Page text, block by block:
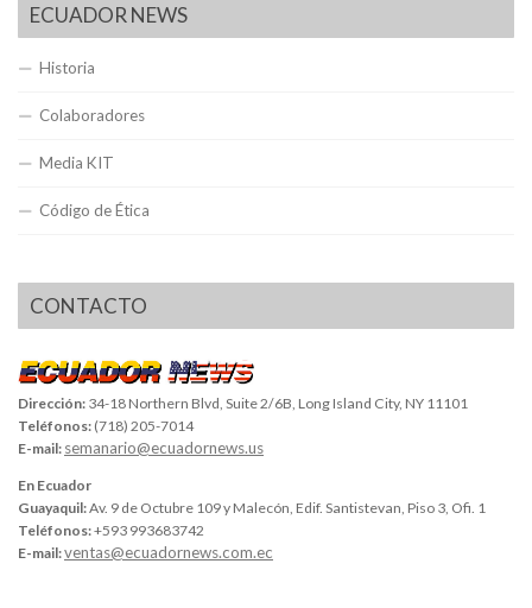
ECUADOR NEWS
Historia
Colaboradores
Media KIT
Código de Ética
CONTACTO
Dirección: 34-18 Northern Blvd, Suite 2/6B, Long Island City, NY 11101
Teléfonos: (718) 205-7014
E-mail: semanario@ecuadornews.us
En Ecuador
Guayaquil:Av. 9 de Octubre 109 y Malecón, Edif. Santistevan, Piso 3, Ofi. 1
Teléfonos:+593 993683742
E-mail:ventas@ecuadornews.com.ec